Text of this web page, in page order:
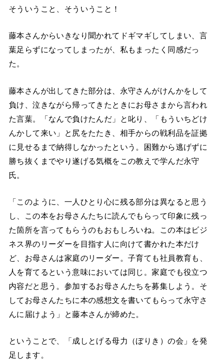
そういうこと、そういうこと！
藤本さんからいきなり聞かれてドギマギしてしまい、言
葉足らずになってしまったが、私もまったく同感だっ
た。
藤本さんが出してきた部分は、永守さんがけんかをして
負け、泣きながら帰ってきたときにお母さまから言われ
た言葉。「なんで負けたんだ」と叱り、「もういちどけ
んかして来い」と尻をたたき、相手からの戦利品を証拠
に見せるまで納得しなかったという。困難から逃げずに
勝ち抜くまでやり遂げる気概をこの教えで学んだ永守
氏。
「このように、一人ひとり心に残る部分は異なると思う
し、この本をお母さんたちに読んでもらって印象に残っ
た箇所を言ってもらうのもおもしろいね。この本はビジ
ネス界のリーダーを目指す人に向けて書かれた本だけ
ど、お母さんは家庭のリーダー。子育ても社員教育も、
人を育てるという意味においては同じ。家庭でも役立つ
内容だと思う。参加するお母さんたちを募集しよう。そ
してお母さんたちに本の感想文を書いてもらって永守さ
んに届けよう」と藤本さんが締めた。
ということで、「成しとげる母力（ぼりき）の会」を発
足します。